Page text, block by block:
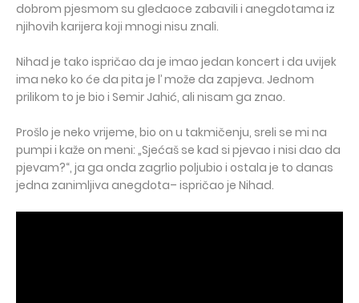
dobrom pjesmom su gledaoce zabavili i anegdotama iz
njihovih karijera koji mnogi nisu znali.
Nihad je tako ispričao da je imao jedan koncert i da uvijek
ima neko ko će da pita je l’ može da zapjeva. Jednom
prilikom to je bio i Semir Jahić, ali nisam ga znao.
Prošlo je neko vrijeme, bio on u takmičenju, sreli se mi na
pumpi i kaže on meni: „Sjećaš se kad si pjevao i nisi dao da
pjevam?“, ja ga onda zagrlio poljubio i ostala je to danas
jedna zanimljiva anegdota– ispričao je Nihad.